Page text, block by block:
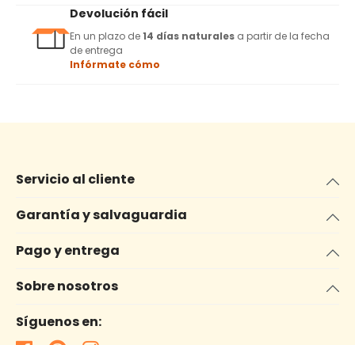
Devolución fácil
En un plazo de14 días naturales a partir de la fecha
de entrega
Infórmate cómo
Servicio al cliente
Garantía y salvaguardia
Pago y entrega
Sobre nosotros
Síguenos en: